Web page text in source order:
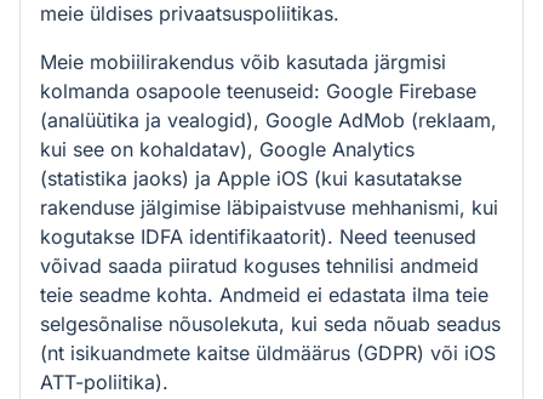
meie üldises privaatsuspoliitikas.
Meie mobiilirakendus võib kasutada järgmisi
kolmanda osapoole teenuseid: Google Firebase
(analüütika ja vealogid), Google AdMob (reklaam,
kui see on kohaldatav), Google Analytics
(statistika jaoks) ja Apple iOS (kui kasutatakse
rakenduse jälgimise läbipaistvuse mehhanismi, kui
kogutakse IDFA identifikaatorit). Need teenused
võivad saada piiratud koguses tehnilisi andmeid
teie seadme kohta. Andmeid ei edastata ilma teie
selgesõnalise nõusolekuta, kui seda nõuab seadus
(nt isikuandmete kaitse üldmäärus (GDPR) või iOS
ATT-poliitika).